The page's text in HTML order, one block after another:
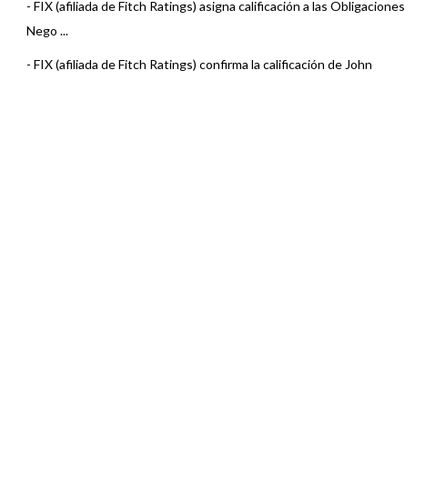
- FIX (afiliada de Fitch Ratings) asigna calificación a las Obligaciones
Nego ...
- FIX (afiliada de Fitch Ratings) confirma la calificación de John